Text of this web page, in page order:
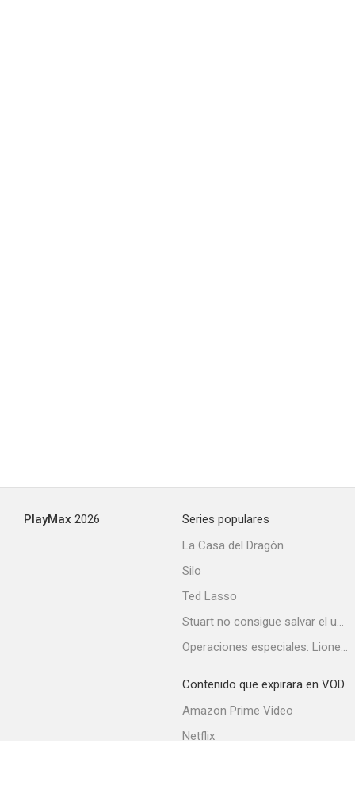
PlayMax 2026
Series populares
La Casa del Dragón
Silo
Ted Lasso
Stuart no consigue salvar el universo
Operaciones especiales: Lioness
Contenido que expirara en VOD
Amazon Prime Video
Netflix